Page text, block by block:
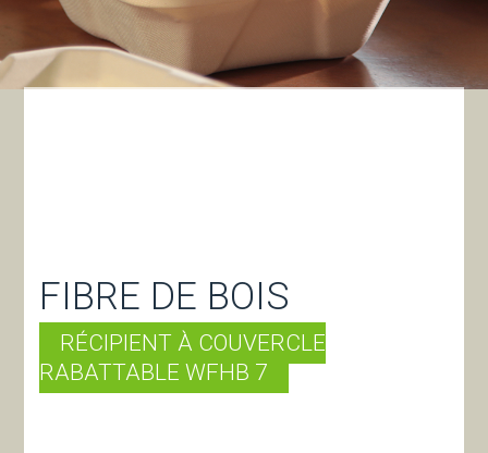
FIBRE DE BOIS
RÉCIPIENT À COUVERCLE
RABATTABLE WFHB 7